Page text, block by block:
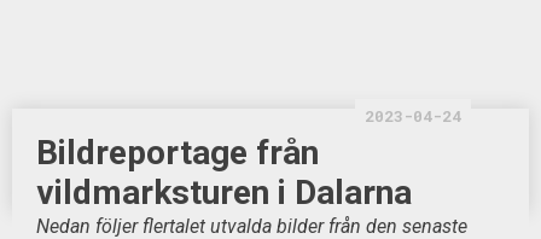
2023-04-24
Bildreportage från
vildmarksturen i Dalarna
Nedan följer flertalet utvalda bilder från den senaste